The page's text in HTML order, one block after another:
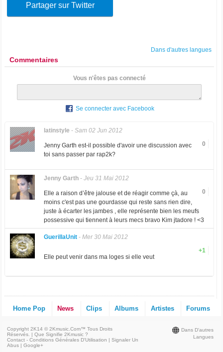
Partager sur Twitter
Dans d'autres langues
Commentaires
Vous n'êtes pas connecté
Se connecter avec Facebook
latinstyle - Sam 02 Jun 2012
0
Jenny Garth est-il possible d'avoir une discussion avec
toi sans passer par rap2k?
Jenny Garth- Jeu 31 Mai 2012
0
Elle a raison d’être jalouse et de réagir comme çà, au
moins c'est pas une gourdasse qui reste sans rien dire,
juste à écarter les jambes , elle représente bien les meufs
possessive qui tiennent à leurs mecs bravo Kim jtadore ! <3
GuerillaUnit- Mer 30 Mai 2012
+1
Elle peut venir dans ma loges si elle veut
Home Pop News Clips Albums Artistes Forums
Dans D'autres
Langues
Copyright 2K14 © 2Kmusic.com™Tous Droits
Réservés . |Que Signifie 2Kmusic ?
Contact - Conditions Générales D'Utilisation |Signaler Un
Abus |Google+